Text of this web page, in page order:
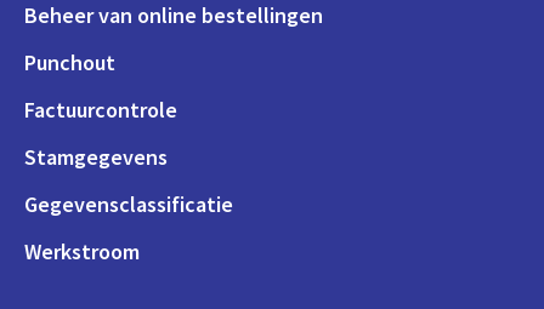
Beheer van online bestellingen
Punchout
Factuurcontrole
Stamgegevens
Gegevensclassificatie
Werkstroom